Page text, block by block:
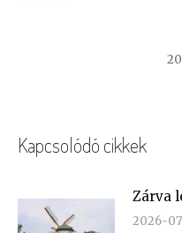
Kapcsolódó cikkek
Zárva
2026-